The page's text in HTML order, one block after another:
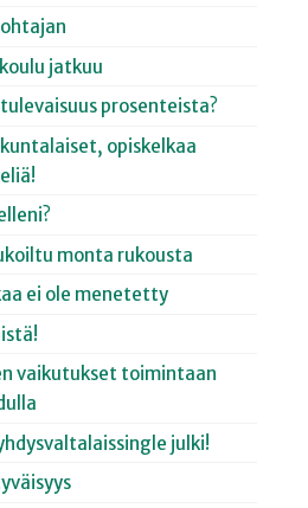
jatkuu
prosenteista?
opiskelkaa
monta rukousta
ei ole menetetty
vaikutukset toimintaan
julki!